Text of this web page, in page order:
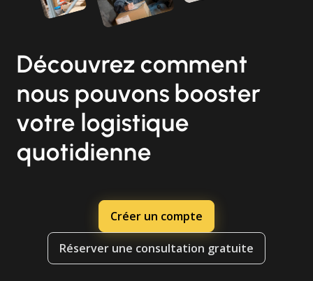
Découvrez comment
nous pouvons booster
votre logistique
quotidienne
Créer un compte
Réserver une consultation gratuite